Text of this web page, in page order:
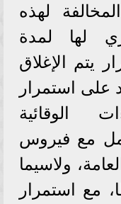
لهذه
لها لمدة
يتم الإغلاق
على استمرار
الوقائية
مع فيروس
ولاسيما
مع استمرار